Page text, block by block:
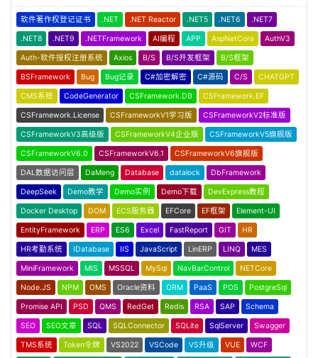
软件著作权登记证书 .NET .NET Reactor .NET5 .NET6 .NET7
.NET8 .NET9 .NETFramework AI编程 APP AspNetCore AuthV3
Auth-软件授权注册系统 Axios B/S B/S开发框架 B/S框架
BSFramework Bug Bug记录 C#加密解密 C#源码 C/S CHATGPT
CMS系统 CodeGenerator CSFramework.DB CSFramework.EF
CSFramework.License CSFrameworkV1学习版 CSFrameworkV2标准版
CSFrameworkV3高级版 CSFrameworkV4企业版 CSFrameworkV5旗舰版
CSFrameworkV6.0 CSFrameworkV6.1 CSFrameworkV6旗舰版
DAL数据访问层 DaMeng Database datalock DbFramework
DeepSeek Demo教学 Demo实例 Demo下载 DevExpress教程
Docker Desktop DOM ECS服务器 EFCore EF框架 Element-UI
EntityFramework ERP ES6 Excel FastReport GIT HR
HR考勤系统 IDatabase IIS JavaScript LinERP LINQ MES
MiniFramework MIS MSSQL MySql NavBarControl NETCore
Node.JS NPM OMS Oracle资料 ORM PaaS POS PostgreSql
Promise API PSD QMS RedGet Redis RSA SAP Schema
SEO SEO文章 SQL SQLConnector SQLite SqlServer Swagger
TMS系统 Token令牌 VS2022 VSCode VS升级 VUE WCF